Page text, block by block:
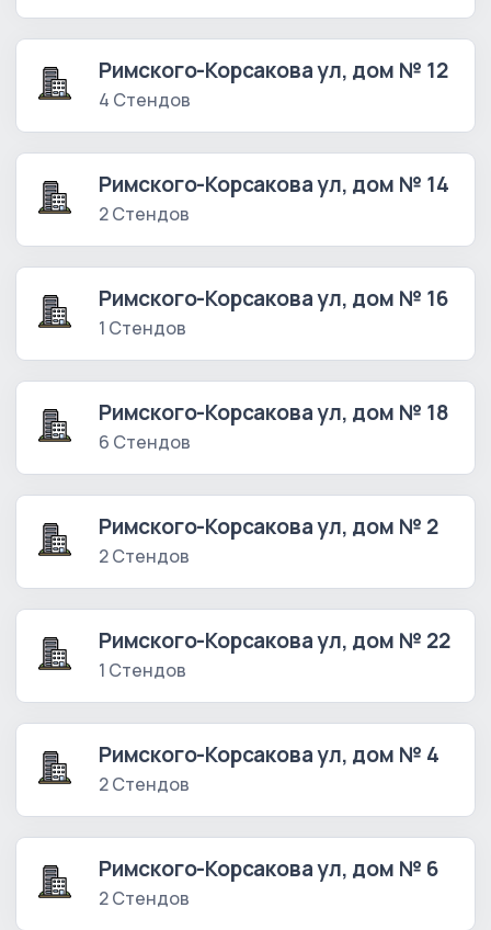
Римского-Корсакова ул, дом № 12
4 Стендов
Римского-Корсакова ул, дом № 14
2 Стендов
Римского-Корсакова ул, дом № 16
1 Стендов
Римского-Корсакова ул, дом № 18
6 Стендов
Римского-Корсакова ул, дом № 2
2 Стендов
Римского-Корсакова ул, дом № 22
1 Стендов
Римского-Корсакова ул, дом № 4
2 Стендов
Римского-Корсакова ул, дом № 6
2 Стендов